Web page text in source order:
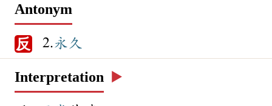
Antonym
反 2.永久
Interpretation ▶️